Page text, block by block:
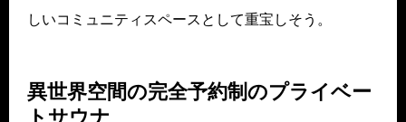
しいコミュニティスペースとして重宝しそう。
異世界空間の完全予約制のプライベー
トサウナ